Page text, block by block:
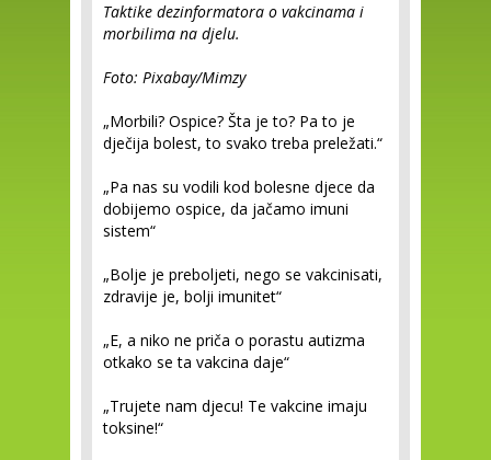
Taktike dezinformatora o vakcinama i
morbilima na djelu.
Foto: Pixabay/Mimzy
„Morbili? Ospice? Šta je to? Pa to je
dječija bolest, to svako treba preležati.“
„Pa nas su vodili kod bolesne djece da
dobijemo ospice, da jačamo imuni
sistem“
„Bolje je preboljeti, nego se vakcinisati,
zdravije je, bolji imunitet“
„E, a niko ne priča o porastu autizma
otkako se ta vakcina daje“
„Trujete nam djecu! Te vakcine imaju
toksine!“